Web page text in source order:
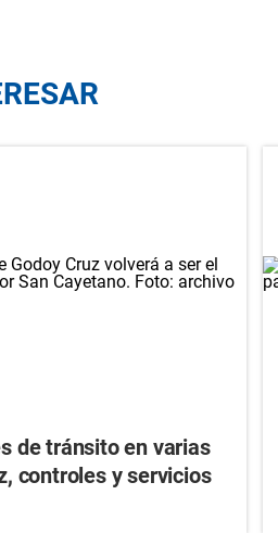
de tránsito en varias
controles y servicios